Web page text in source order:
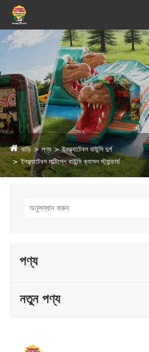
বাড়ি পণ্য
ইনফ্ল্যাটেবল বাউন্সি দুর্গ
ইনফ্ল্যাটেবল মাল্টিপ্লে বাউন্সি ক্যাসল স্ট্যান্ডার্ড
পণ্য
নতুন পণ্য